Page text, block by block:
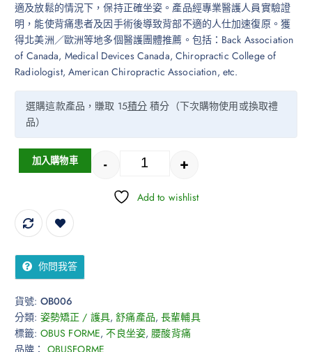
適及放鬆的情況下，保持正確坐姿。產品經專業醫護人員實驗證
明，能使背痛患者及因手術後導致背部不適的人仕加速復原。獲
得北美洲／歐洲等地多個醫護團體推薦。包括：Back Association
of Canada, Medical Devices Canada, Chiropractic College of
Radiologist, American Chiropractic Association, etc.
選購這款產品，賺取 15積分 積分（下次購物使用或換取禮
品）
- +
加入購物車
Add to wishlist
你問我答
貨號: OB006
分類: 姿勢矯正 / 護具,舒痛產品,長輩輔具
標籤: OBUS FORME,不良坐姿,腰酸背痛
品牌： OBUSFORME